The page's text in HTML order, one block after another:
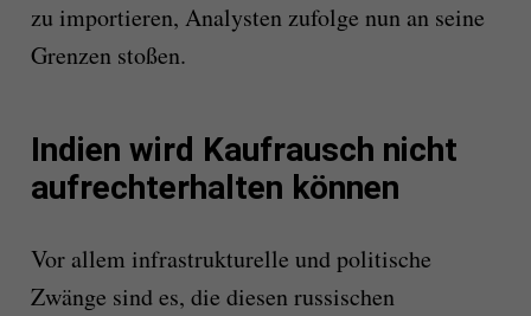
zu importieren, Analysten zufolge nun an seine
Grenzen stoßen.
Indien wird Kaufrausch nicht
aufrechterhalten können
Vor allem infrastrukturelle und politische
Zwänge sind es, die diesen russischen